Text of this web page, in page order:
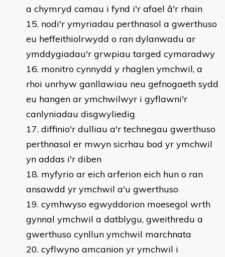
a chymryd camau i fynd i'r afael â'r rhain
nodi'r ymyriadau perthnasol a gwerthuso
eu heffeithiolrwydd o ran dylanwadu ar
ymddygiadau'r grwpiau targed cymaradwy
monitro cynnydd y rhaglen ymchwil, a
rhoi unrhyw ganllawiau neu gefnogaeth sydd
eu hangen ar ymchwilwyr i gyflawni'r
canlyniadau disgwyliedig
diffinio'r dulliau a'r technegau gwerthuso
perthnasol er mwyn sicrhau bod yr ymchwil
yn addas i'r diben
myfyrio ar eich arferion eich hun o ran
ansawdd yr ymchwil a'u gwerthuso
cymhwyso egwyddorion moesegol wrth
gynnal ymchwil a datblygu, gweithredu a
gwerthuso cynllun ymchwil marchnata
cyflwyno amcanion yr ymchwil i